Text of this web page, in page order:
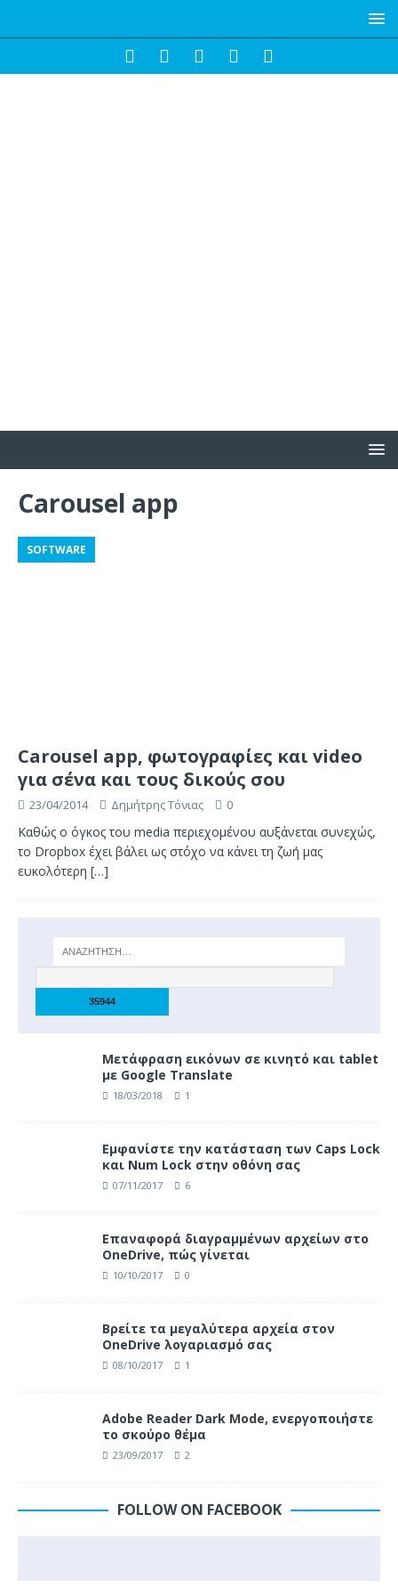
Carousel app
SOFTWARE
Carousel app, φωτογραφίες και video
για σένα και τους δικούς σου
23/04/2014 Δημήτρης Τόνιας 0
Καθώς ο όγκος του media περιεχομένου αυξάνεται συνεχώς,
το Dropbox έχει βάλει ως στόχο να κάνει τη ζωή μας
ευκολότερη […]
Μετάφραση εικόνων σε κινητό και tablet
με Google Translate
18/03/2018 1
Eμφανίστε την κατάσταση των Caps Lock
και Num Lock στην οθόνη σας
07/11/2017 6
Επαναφορά διαγραμμένων αρχείων στο
OneDrive, πώς γίνεται
10/10/2017 0
Βρείτε τα μεγαλύτερα αρχεία στον
OneDrive λογαριασμό σας
08/10/2017 1
Adobe Reader Dark Mode, ενεργοποιήστε
το σκούρο θέμα
23/09/2017 2
FOLLOW ON FACEBOOK